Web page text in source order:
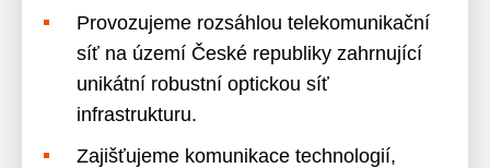
Provozujeme rozsáhlou telekomunikační
síť na území České republiky zahrnující
unikátní robustní optickou síť
infrastrukturu.
Zajišťujeme komunikace technologií,